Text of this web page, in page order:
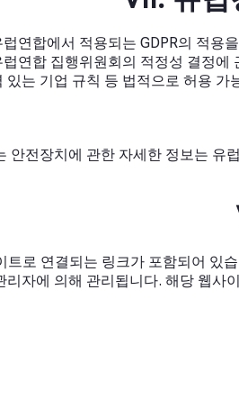
연합에서 적용되는 GDPR의 적용
연합 집행위원회의 적정성 결정
있는 기업 규칙 등 법적으로 허용
안전장치에 관한 자세한 정보는 유
트로 연결되는 링크가 포함되어 있
리자에 의해 관리됩니다. 해당 웹사